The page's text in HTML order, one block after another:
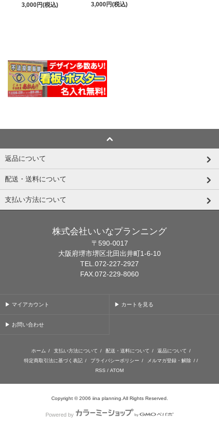
3,000円(税込)
3,000円(税込)
返品について
配送・送料について
支払い方法について
株式会社いいなプランニング
〒590-0017
大阪府堺市堺区北田出井町1-6-10
TEL.072-227-2927
FAX.072-229-8060
▶ マイアカウント ▶ カートを見る
▶ お問い合わせ
ホーム / 支払い方法について / 配送・送料について / 返品について /
特定商取引法に基づく表記 / プライバシーポリシー / メルマガ登録・解除 / /
RSS / ATOM
Copyright © 2006 iina planning.All Rights Reserved.
Powered by